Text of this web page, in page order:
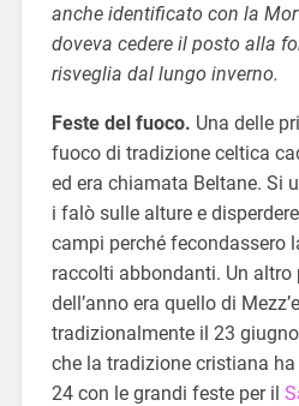
anche identificato con la
doveva cedere il posto alla
risveglia dal lungo inverno.
Feste del fuoco. Una delle
fuoco di tradizione celtica
ed era chiamata Beltane. Si
i falò sulle alture e
campi perché fecondassero
raccolti abbondanti. Un altro
dell’anno era quello di
tradizionalmente il 23
che la tradizione cristiana
24 con le grandi feste per il